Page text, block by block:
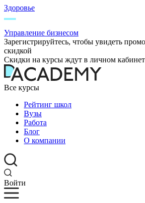
Здоровье
Управление бизнесом
Зарегистрируйтесь, чтобы увидеть
скидкой
Скидки на курсы ждут в личном
Все курсы
Рейтинг школ
Вузы
Работа
Блог
О компании
Войти